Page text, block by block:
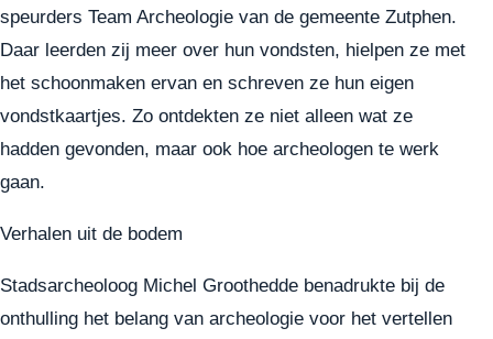
speurders Team Archeologie van de gemeente Zutphen.
Daar leerden zij meer over hun vondsten, hielpen ze met
het schoonmaken ervan en schreven ze hun eigen
vondstkaartjes. Zo ontdekten ze niet alleen wat ze
hadden gevonden, maar ook hoe archeologen te werk
gaan.
Verhalen uit de bodem
Stadsarcheoloog Michel Groothedde benadrukte bij de
onthulling het belang van archeologie voor het vertellen